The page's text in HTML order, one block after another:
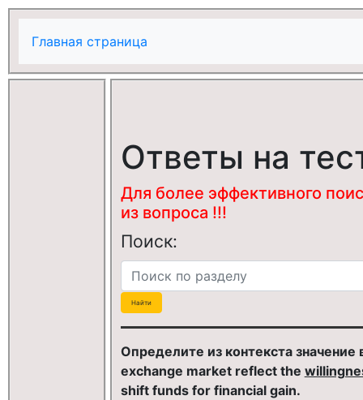
Главная страница
Ответы на
Для более эффективного
из вопроса !!!
Поиск:
Определите из контекста
exchange market reflect the
shift funds for financial gain.